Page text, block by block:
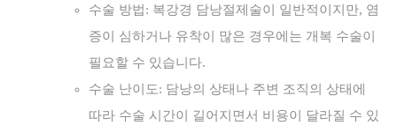
수술 방법: 복강경 담낭절제술이 일반적이지만, 염
증이 심하거나 유착이 많은 경우에는 개복 수술이
필요할 수 있습니다.
수술 난이도: 담낭의 상태나 주변 조직의 상태에
따라 수술 시간이 길어지면서 비용이 달라질 수 있